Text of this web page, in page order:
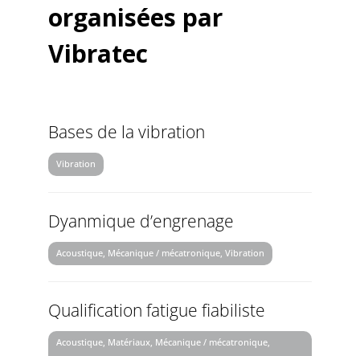
organisées par
Vibratec
Bases de la vibration
Vibration
Dyanmique d’engrenage
Acoustique, Mécanique / mécatronique, Vibration
Qualification fatigue fiabiliste
Acoustique, Matériaux, Mécanique / mécatronique,